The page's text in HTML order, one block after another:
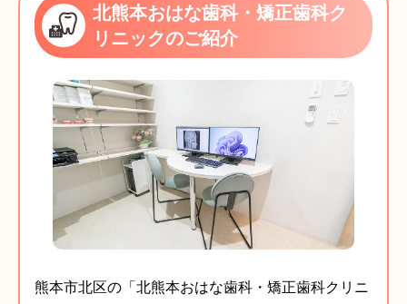
北熊本おはな歯科・矯正歯科ク
リニックのご紹介
熊本市北区の「北熊本おはな歯科・矯正歯科クリニ